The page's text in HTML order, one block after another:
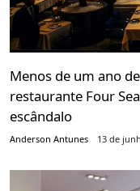
Menos de um ano
restaurante Four
escândalo
Anderson Antunes 13 de